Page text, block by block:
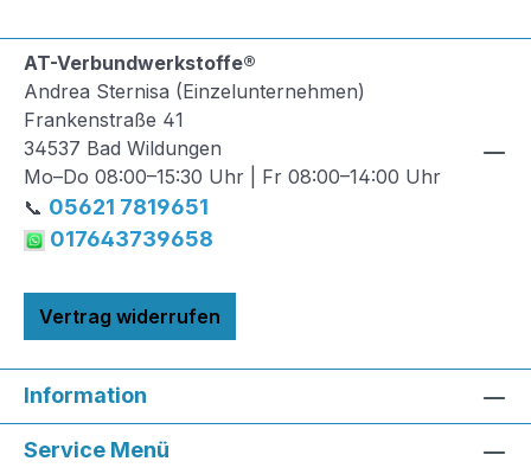
AT-Verbundwerkstoffe®
Andrea Sternisa (Einzelunternehmen)
Frankenstraße 41
34537 Bad Wildungen
Mo–Do 08:00–15:30 Uhr | Fr 08:00–14:00 Uhr
📞 05621 7819651
017643739658
Vertrag widerrufen
Information
Service Menü